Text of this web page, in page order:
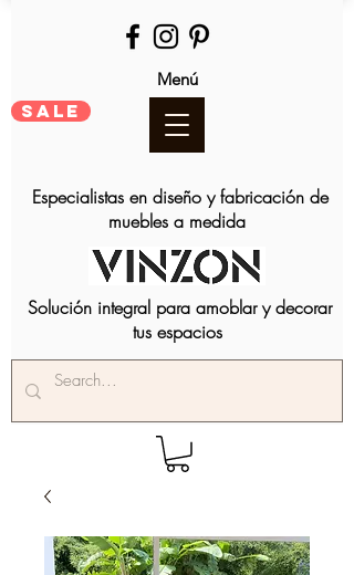
Menú
SALE
Especialistas en diseño y fabricación de
muebles a medida
Solución integral para amoblar y decorar
tus espacios